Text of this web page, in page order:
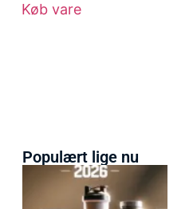
Køb vare
Populært lige nu